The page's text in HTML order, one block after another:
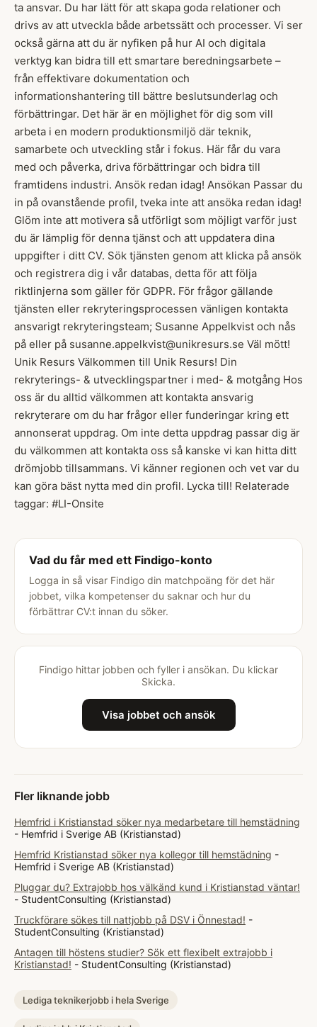
ta ansvar. Du har lätt för att skapa goda relationer och
drivs av att utveckla både arbetssätt och processer. Vi ser
också gärna att du är nyfiken på hur AI och digitala
verktyg kan bidra till ett smartare beredningsarbete –
från effektivare dokumentation och
informationshantering till bättre beslutsunderlag och
förbättringar. Det här är en möjlighet för dig som vill
arbeta i en modern produktionsmiljö där teknik,
samarbete och utveckling står i fokus. Här får du vara
med och påverka, driva förbättringar och bidra till
framtidens industri. Ansök redan idag! Ansökan Passar du
in på ovanstående profil, tveka inte att ansöka redan idag!
Glöm inte att motivera så utförligt som möjligt varför just
du är lämplig för denna tjänst och att uppdatera dina
uppgifter i ditt CV. Sök tjänsten genom att klicka på ansök
och registrera dig i vår databas, detta för att följa
riktlinjerna som gäller för GDPR. För frågor gällande
tjänsten eller rekryteringsprocessen vänligen kontakta
ansvarigt rekryteringsteam; Susanne Appelkvist och nås
på eller på susanne.appelkvist@unikresurs.se Väl mött!
Unik Resurs Välkommen till Unik Resurs! Din
rekryterings- & utvecklingspartner i med- & motgång Hos
oss är du alltid välkommen att kontakta ansvarig
rekryterare om du har frågor eller funderingar kring ett
annonserat uppdrag. Om inte detta uppdrag passar dig är
du välkommen att kontakta oss så kanske vi kan hitta ditt
drömjobb tillsammans. Vi känner regionen och vet var du
kan göra bäst nytta med din profil. Lycka till! Relaterade
taggar: #LI-Onsite
Vad du får med ett Findigo-konto
Logga in så visar Findigo din matchpoäng för det här
jobbet, vilka kompetenser du saknar och hur du
förbättrar CV:t innan du söker.
Findigo hittar jobben och fyller i ansökan. Du klickar
Skicka.
Visa jobbet och ansök
Fler liknande jobb
Hemfrid i Kristianstad söker nya medarbetare till hemstädning
- Hemfrid i Sverige AB (Kristianstad)
Hemfrid Kristianstad söker nya kollegor till hemstädning -
Hemfrid i Sverige AB (Kristianstad)
Pluggar du? Extrajobb hos välkänd kund i Kristianstad väntar!
- StudentConsulting (Kristianstad)
Truckförare sökes till nattjobb på DSV i Önnestad! -
StudentConsulting (Kristianstad)
Antagen till höstens studier? Sök ett flexibelt extrajobb i
Kristianstad! - StudentConsulting (Kristianstad)
Lediga teknikerjobb i hela Sverige